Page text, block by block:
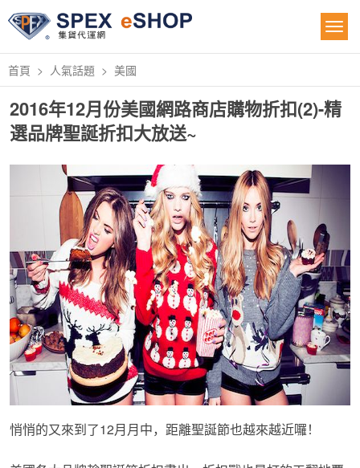
首頁 人氣話題 美國
2016年12月份美國網路商店購物折扣(2)-精
選品牌聖誕折扣大放送~
悄悄的又來到了12月月中，距離聖誕節也越來越近囉！